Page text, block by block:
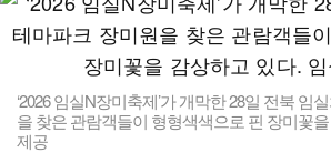
‘2026 임실N장미축제’가 개막한 28일 전북 임
을 찾은 관람객들이 형형색색으로 핀 장미꽃
제공